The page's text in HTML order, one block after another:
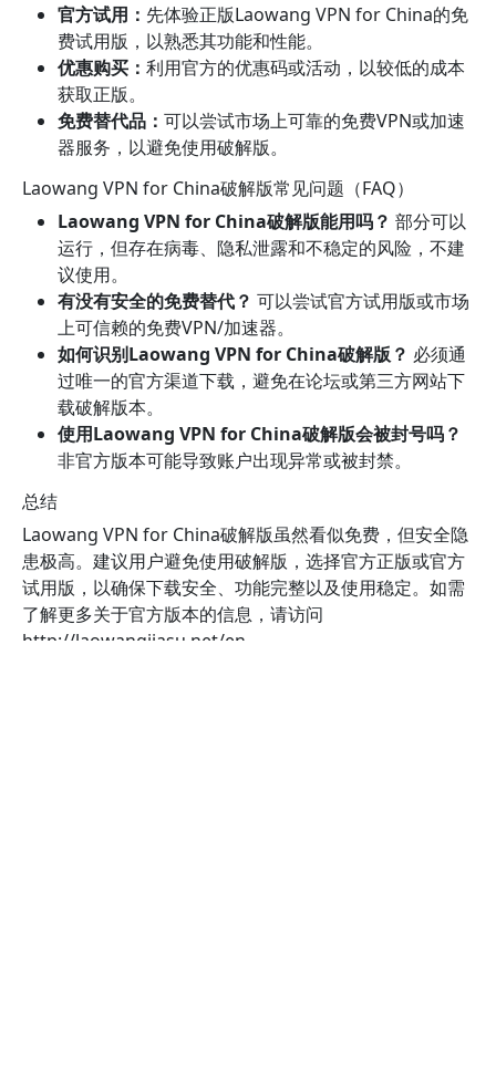
官方试用： 先体验正版Laowang VPN for China的免
费试用版，以熟悉其功能和性能。
优惠购买： 利用官方的优惠码或活动，以较低的成本
获取正版。
免费替代品： 可以尝试市场上可靠的免费VPN或加速
器服务，以避免使用破解版。
Laowang VPN for China破解版常见问题（FAQ）
Laowang VPN for China破解版能用吗？ 部分可以
运行，但存在病毒、隐私泄露和不稳定的风险，不建
议使用。
有没有安全的免费替代？ 可以尝试官方试用版或市场
上可信赖的免费VPN/加速器。
如何识别Laowang VPN for China破解版？ 必须通
过唯一的官方渠道下载，避免在论坛或第三方网站下
载破解版本。
使用Laowang VPN for China破解版会被封号吗？
非官方版本可能导致账户出现异常或被封禁。
总结
Laowang VPN for China破解版虽然看似免费，但安全隐
患极高。建议用户避免使用破解版，选择官方正版或官方
试用版，以确保下载安全、功能完整以及使用稳定。如需
了解更多关于官方版本的信息，请访问
http://laowangjiasu.net/en